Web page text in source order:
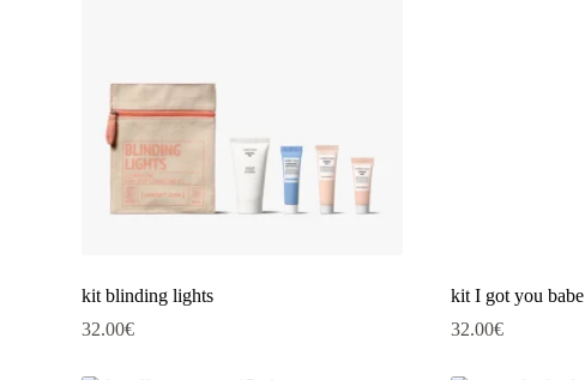
kit blinding lights
32.00€
kit I got you babe
32.00€